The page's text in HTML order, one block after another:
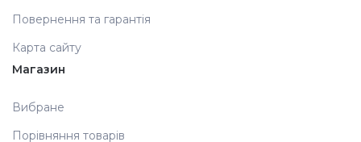
Повернення та гарантія
Карта сайту
Магазин
Вибране
Порівняння товарів